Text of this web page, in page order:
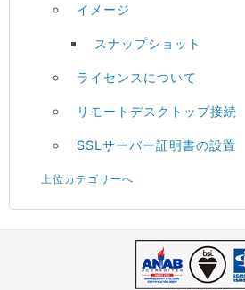
イメージ
スナップショット
ライセンスについて
リモートデスクトップ接続
SSLサーバー証明書の設置
上位カテゴリーへ